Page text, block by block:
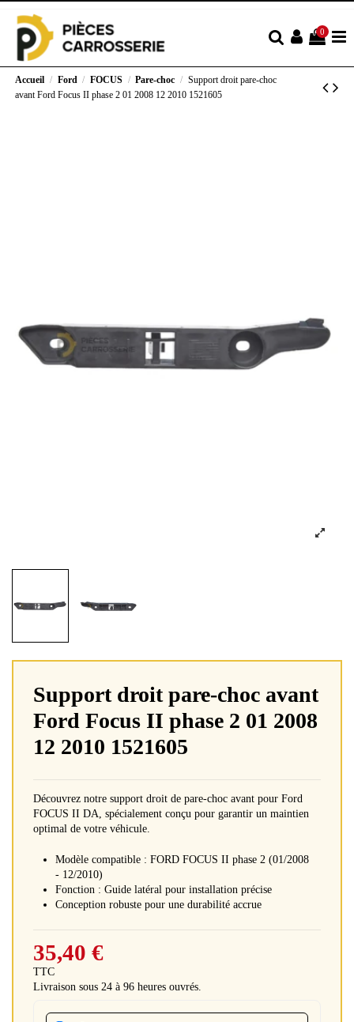
0
Accueil Ford FOCUS Pare-choc
Support droit pare-choc
avant Ford Focus II phase 2 01 2008 12 2010 1521605
Support droit pare-choc avant
Ford Focus II phase 2 01 2008
12 2010 1521605
Découvrez notre support droit de pare-choc avant pour Ford
FOCUS II DA, spécialement conçu pour garantir un maintien
optimal de votre véhicule.
Modèle compatible : FORD FOCUS II phase 2 (01/2008
- 12/2010)
Fonction : Guide latéral pour installation précise
Conception robuste pour une durabilité accrue
35,40 €
TTC
Livraison sous 24 à 96 heures ouvrés.